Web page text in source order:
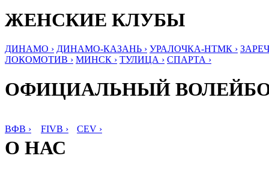
ЖЕНСКИЕ КЛУБЫ
ДИНАМО › ДИНАМО-КАЗАНЬ › УРАЛОЧКА-НТМК ›
ЛОКОМОТИВ › МИНСК › ТУЛИЦА › СПАРТА ›
ОФИЦИАЛЬНЫЙ
ВФВ › FIVB › CEV ›
О НАС